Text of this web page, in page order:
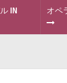
IN
オペ